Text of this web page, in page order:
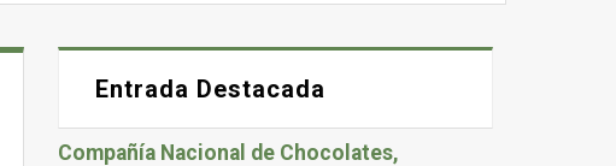
Entrada Destacada
Compañía Nacional de Chocolates,